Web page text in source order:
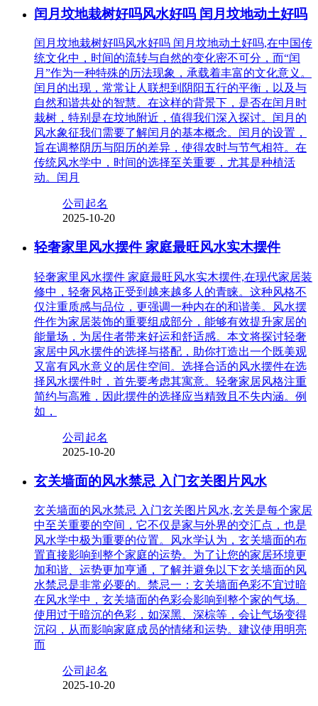
闰月坟地栽树好吗风水好吗 闰月坟地动土好吗
闰月坟地栽树好吗风水好吗 闰月坟地动土好吗,在中国传
统文化中，时间的流转与自然的变化密不可分，而“闰
月”作为一种特殊的历法现象，承载着丰富的文化意义。
闰月的出现，常常让人联想到阴阳五行的平衡，以及与
自然和谐共处的智慧。在这样的背景下，是否在闰月时
栽树，特别是在坟地附近，值得我们深入探讨。闰月的
风水象征我们需要了解闰月的基本概念。闰月的设置，
旨在调整阴历与阳历的差异，使得农时与节气相符。在
传统风水学中，时间的选择至关重要，尤其是种植活
动。闰月
公司起名
2025-10-20
轻奢家里风水摆件 家庭最旺风水实木摆件
轻奢家里风水摆件 家庭最旺风水实木摆件,在现代家居装
修中，轻奢风格正受到越来越多人的青睐。这种风格不
仅注重质感与品位，更强调一种内在的和谐美。风水摆
件作为家居装饰的重要组成部分，能够有效提升家居的
能量场，为居住者带来好运和舒适感。本文将探讨轻奢
家居中风水摆件的选择与搭配，助你打造出一个既美观
又富有风水意义的居住空间。选择合适的风水摆件在选
择风水摆件时，首先要考虑其寓意。轻奢家居风格注重
简约与高雅，因此摆件的选择应当精致且不失内涵。例
如，
公司起名
2025-10-20
玄关墙面的风水禁忌 入门玄关图片风水
玄关墙面的风水禁忌 入门玄关图片风水,玄关是每个家居
中至关重要的空间，它不仅是家与外界的交汇点，也是
风水学中极为重要的位置。风水学认为，玄关墙面的布
置直接影响到整个家庭的运势。为了让您的家居环境更
加和谐、运势更加亨通，了解并避免以下玄关墙面的风
水禁忌是非常必要的。禁忌一：玄关墙面色彩不宜过暗
在风水学中，玄关墙面的色彩会影响到整个家的气场。
使用过于暗沉的色彩，如深黑、深棕等，会让气场变得
沉闷，从而影响家庭成员的情绪和运势。建议使用明亮
而
公司起名
2025-10-20